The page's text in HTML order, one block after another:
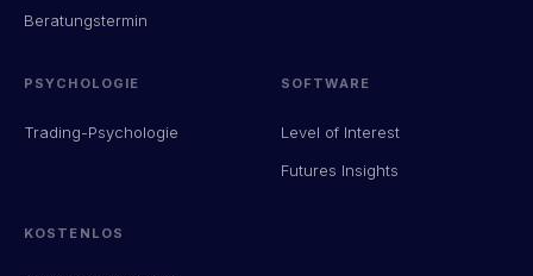
Beratungstermin
PSYCHOLOGIE
Trading-Psychologie
SOFTWARE
Level of Interest
Futures Insights
KOSTENLOS